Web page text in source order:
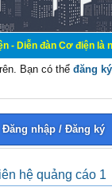
điện là nơi chia
Bạn có thể đăng ký
Đăng nhập / Đăng ký
hệ quảng cáo 1